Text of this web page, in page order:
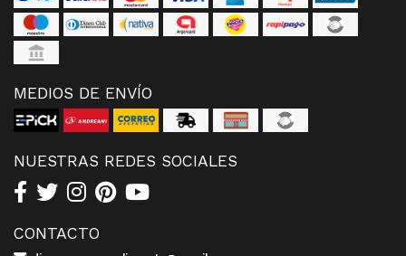
MEDIOS DE ENVÍO
NUESTRAS REDES SOCIALES
CONTACTO